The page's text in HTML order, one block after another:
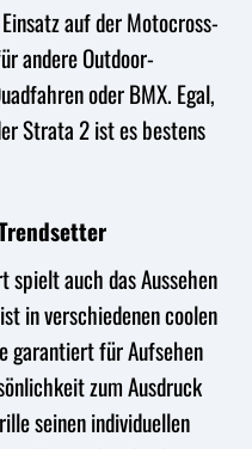
auf der Motocross-
andere Outdoor-
oder BMX. Egal,
Strata 2 ist es bestens
spielt auch das Aussehen
in verschiedenen coolen
garantiert für Aufsehen
zum Ausdruck
seinen individuellen